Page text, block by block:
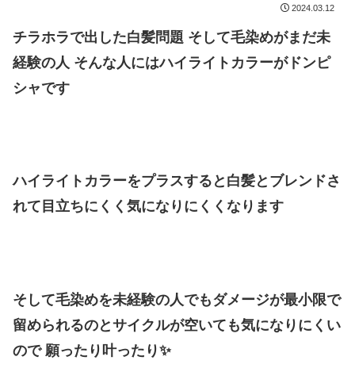
2024.03.12
チラホラで出した白髪問題 そして毛染めがまだ未
経験の人 そんな人にはハイライトカラーがドンピ
シャです
ハイライトカラーをプラスすると白髪とブレンドさ
れて目立ちにくく気になりにくくなります
そして毛染めを未経験の人でもダメージが最小限で
留められるのとサイクルが空いても気になりにくい
ので 願ったり叶ったり✨